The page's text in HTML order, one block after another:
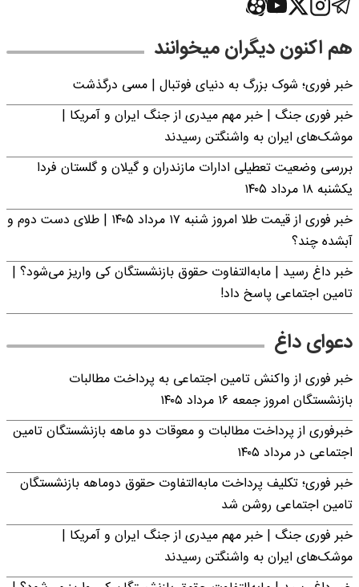
هم اکنون دیگران میخوانند
خبر فوری؛‌ شوک بزرگ به دنیای فوتبال | مسی درگذشت
خبر فوری جنگ | خبر مهم میدری از جنگ ایران و آمریکا |
موشک‌های ایران به واشنگتن رسیدند
بررسی وضعیت تعطیلی ادارات مازندران و گیلان و گلستان فردا
یکشنبه ۱۸ مرداد ۱۴۰۵
خبر فوری از قیمت طلا امروز شنبه ۱۷ مرداد ۱۴۰۵ | طلای دست دوم و
آبشده چند؟
خبر داغ رسید | مابه‌التفاوت حقوق بازنشستگان کی واریز می‌شود؟ |
تامین اجتماعی پاسخ داد!
دعوای داغ
خبر فوری از واکنش تامین اجتماعی به پرداخت مطالبات
بازنشستگان امروز جمعه ۱۶ مرداد ۱۴۰۵
خبرفوری از پرداخت مطالبات و معوقات دو ماهه بازنشستگان تامین
اجتماعی در مرداد ۱۴۰۵
خبر فوری؛ تکلیف پرداخت مابه‌التفاوت حقوق دوماهه بازنشستگان
تامین اجتماعی روشن شد
خبر فوری جنگ | خبر مهم میدری از جنگ ایران و آمریکا |
موشک‌های ایران به واشنگتن رسیدند